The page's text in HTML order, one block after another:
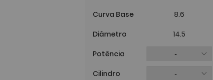
Curva Base
Diâmetro
Potência
Cilindro
8.6
14.5